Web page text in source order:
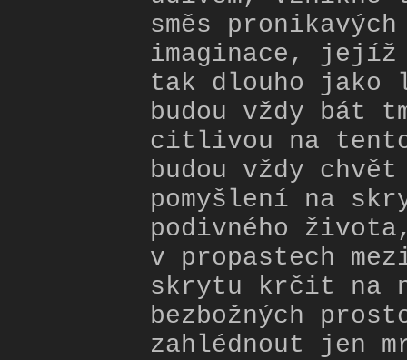
směs
imaginace,
tak dlouho jako
budou vždy bát
citlivou na
budou vždy
pomyšlení na
podivného
v propastech
skrytu krčit na
bezbožných
zahlédnout jen